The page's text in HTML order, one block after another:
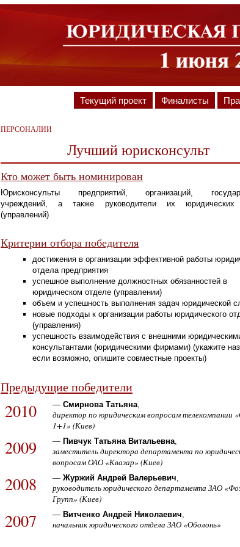
Текущий проект Финалисты
ПЕРСОНАЛИИ
Лучший юрисконсульт
Кто может быть номинирован
Юрисконсульты предприятий, организаций,
учреждений, а также руководители их юридических
(управлений)
Критерии отбора победителя
достижения в организации эффективной работы
отдела предприятия
успешное выполнение должностных обязанностей в
юридическом отделе (управлении)
объем и успешность выполнения задач юридической
новые подходы к организации работы юридического
(управления)
успешность взаимодействия с внешними
консультантами (юридическими фирмами) (укажите
если возможно, опишите совместные проекты)
Предыдущие победители
2010 —Смирнова Татьяна
директор по юридическим вопросам телекомпании
1+1» (Киев)
2009 — Пивчук Татьяна Витальевна
заместитель директора департамента по
вопросам ОАО «Квазар» (Киев)
2008 —Журжий Андрей Валерьевич,
руководитель юридического департамента ЗАО
Групп» (Киев)
2007 — Витченко Андрей Николаевич,
начальник юридического отдела ЗАО «Оболонь»